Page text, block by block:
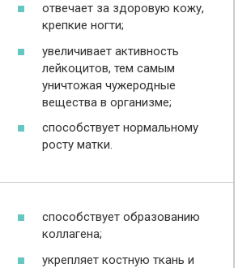
отвечает за здоровую кожу,
крепкие ногти;
увеличивает активность
лейкоцитов, тем самым
уничтожая чужеродные
вещества в организме;
способствует нормальному
росту матки.
способствует образованию
коллагена;
укрепляет костную ткань и